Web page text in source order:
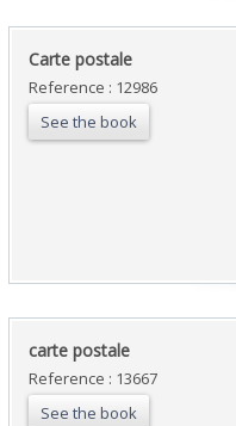
‎Carte postale ‎
Reference : 12986
See the book
‎carte postale ‎
Reference : 13667
See the book